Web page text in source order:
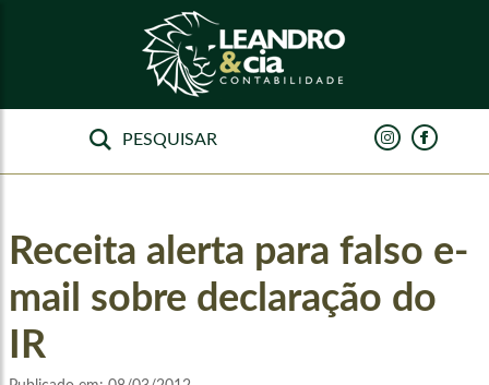
Receita alerta para falso e-
mail sobre declaração do
IR